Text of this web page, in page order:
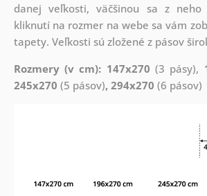
danej veľkosti, väčšinou sa z
kliknutí na rozmer na webe sa vám
tapety. Veľkosti sú zložené z pásov
Rozmery (v cm): 147x270 (3 pásy),
245x270 (5 pásov), 294x270 (6 pásov)